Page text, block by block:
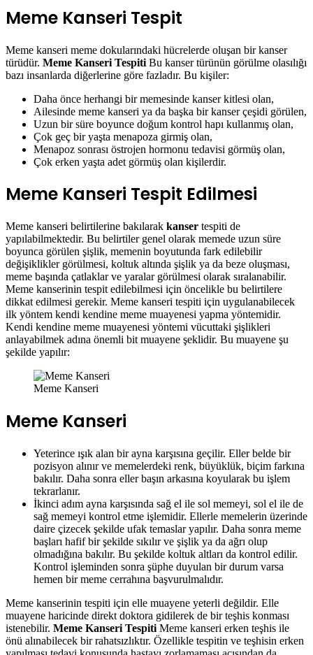
Meme Kanseri Tespit
Meme kanseri meme dokularındaki hücrelerde oluşan bir kanser
türüdür. Meme Kanseri Tespiti Bu kanser türünün görülme olasılığı
bazı insanlarda diğerlerine göre fazladır. Bu kişiler:
Daha önce herhangi bir memesinde kanser kitlesi olan,
Ailesinde meme kanseri ya da başka bir kanser çeşidi görülen,
Uzun bir süre boyunce doğum kontrol hapı kullanmış olan,
Çok geç bir yaşta menapoza girmiş olan,
Menapoz sonrası östrojen hormonu tedavisi görmüş olan,
Çok erken yaşta adet görmüş olan kişilerdir.
Meme Kanseri Tespit Edilmesi
Meme kanseri belirtilerine bakılarak kanser tespiti de
yapılabilmektedir. Bu belirtiler genel olarak memede uzun süre
boyunca görülen şişlik, memenin boyutunda fark edilebilir
değişiklikler görülmesi, koltuk altında şişlik ya da beze oluşması,
meme başında çatlaklar ve yaralar görülmesi olarak sıralanabilir.
Meme kanserinin tespit edilebilmesi için öncelikle bu belirtilere
dikkat edilmesi gerekir. Meme kanseri tespiti için uygulanabilecek
ilk yöntem kendi kendine meme muayenesi yapma yöntemidir.
Kendi kendine meme muayenesi yöntemi vücuttaki şişlikleri
anlayabilmek adına önemli bit muayene şeklidir. Bu muayene şu
şekilde yapılır:
Meme Kanseri
Meme Kanseri
Yeterince ışık alan bir ayna karşısına geçilir. Eller belde bir
pozisyon alınır ve memelerdeki renk, büyüklük, biçim farkına
bakılır. Daha sonra eller başın arkasına koyularak bu işlem
tekrarlanır.
İkinci adım ayna karşısında sağ el ile sol memeyi, sol el ile de
sağ memeyi kontrol etme işlemidir. Ellerle memelerin üzerinde
daire çizecek şekilde ufak temaslar yapılır. Daha sonra meme
başları hafif bir şekilde sıkılır ve şişlik ya da ağrı olup
olmadığına bakılır. Bu şekilde koltuk altları da kontrol edilir.
Kontrol işleminden sonra şüphe duyulan bir durum varsa
hemen bir meme cerrahına başvurulmalıdır.
Meme kanserinin tespiti için elle muayene yeterli değildir. Elle
muayene haricinde direkt doktora gidilerek de bir teşhis konması
istenebilir. Meme Kanseri Tespiti Meme kanseri erken teşhis ile
önü alınabilecek bir rahatsızlıktır. Özellikle tespitin ve teşhisin erken